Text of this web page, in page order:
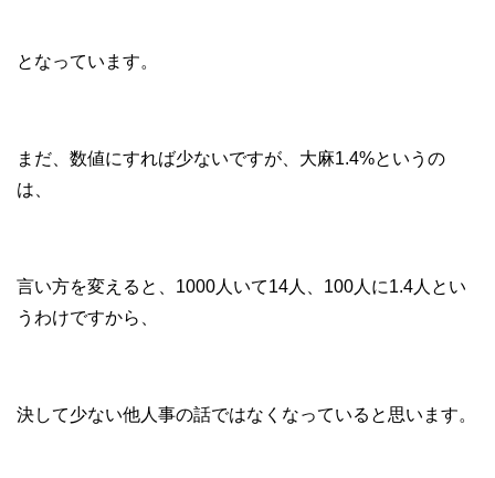
となっています。
まだ、数値にすれば少ないですが、大麻1.4%というの
は、
言い方を変えると、1000人いて14人、100人に1.4人とい
うわけですから、
決して少ない他人事の話ではなくなっていると思います。